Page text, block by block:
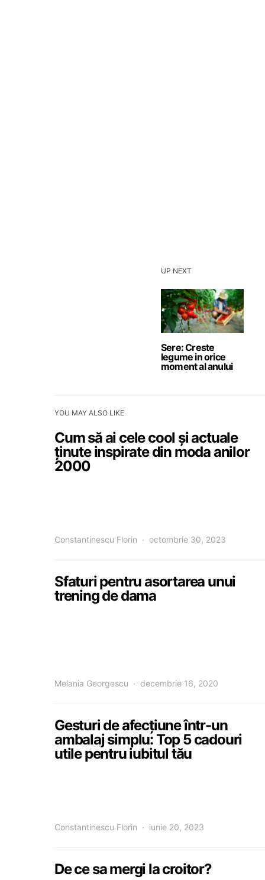
UP NEXT
Sere: Creste
legume in orice
moment al anului
YOU MAY ALSO LIKE
Cum să ai cele cool și actuale
ținute inspirate din moda anilor
2000
Constantinescu Florin octombrie 30, 2023
Sfaturi pentru asortarea unui
trening de dama
Melania Georgescu decembrie 16, 2020
Gesturi de afecțiune într-un
ambalaj simplu: Top 5 cadouri
utile pentru iubitul tău
Constantinescu Florin iunie 20, 2023
De ce sa mergi la croitor?